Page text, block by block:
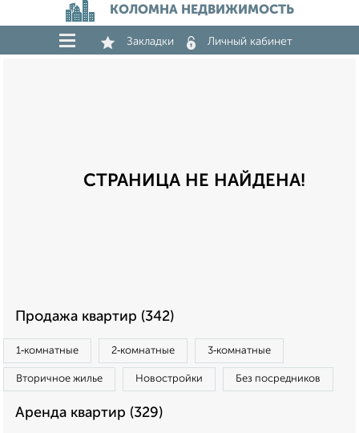
КОЛОМНА НЕДВИЖИМОСТЬ
Закладки Личный кабинет
СТРАНИЦА НЕ НАЙДЕНА!
Продажа квартир (342)
1‑комнатные 2‑комнатные 3‑комнатные
Вторичное жилье Новостройки Без посредников
Аренда квартир (329)